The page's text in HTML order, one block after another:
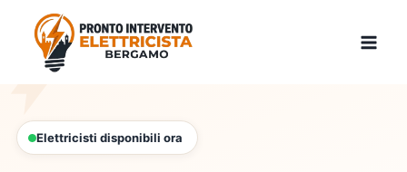
content
Elettricisti disponibili ora